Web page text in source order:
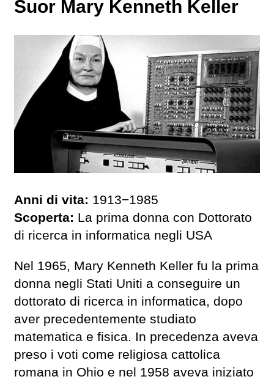
Suor Mary Kenneth Keller
Anni di vita: 1913−1985
Scoperta: La prima donna con Dottorato
di ricerca in informatica negli USA
Nel 1965, Mary Kenneth Keller fu la prima
donna negli Stati Uniti a conseguire un
dottorato di ricerca in informatica, dopo
aver precedentemente studiato
matematica e fisica. In precedenza aveva
preso i voti come religiosa cattolica
romana in Ohio e nel 1958 aveva iniziato